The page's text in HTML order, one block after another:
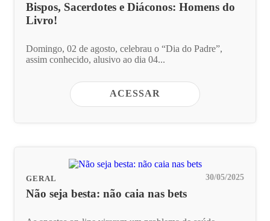
Bispos, Sacerdotes e Diáconos: Homens do
Livro!
Domingo, 02 de agosto, celebrau o “Dia do Padre”,
assim conhecido, alusivo ao dia 04...
ACESSAR
GERAL 30/05/2025
Não seja besta: não caia nas bets